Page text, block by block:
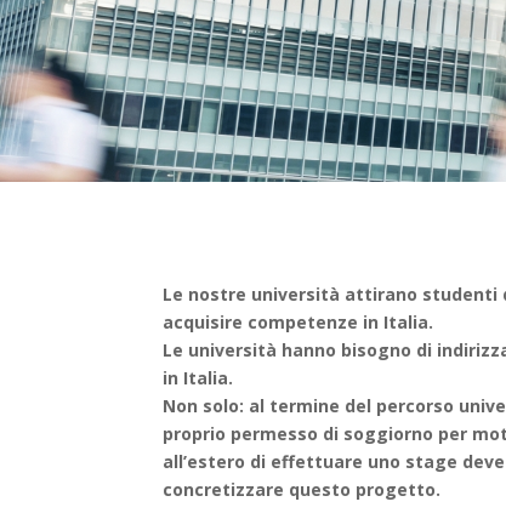
Le nostre università attirano studenti
acquisire competenze in Italia.
Le università hanno bisogno di
in Italia.
Non solo: al termine del percorso
proprio permesso di soggiorno per
all’estero di effettuare uno stage
concretizzare questo progetto.